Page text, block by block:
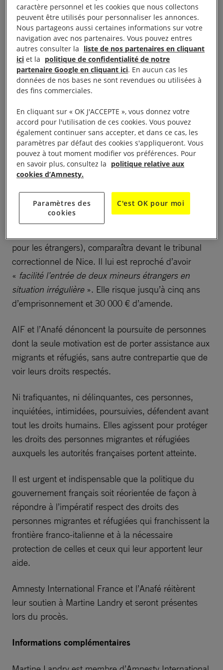
convient à un point presse en amont de l’audience,
ce mercredi 14 février, à partir de 12h30, sur le
parvis du tribunal de grande instance de Nice.
Des porte-parole d’Amnesty International France et
de l’Anafé seront sur place et disponibles pour des
interviews. Pour toute demande merci de joindre le
service presse.
France / Réfugiés. Reprise du procès de Martine
Landry, une membre d’Amnesty International
France et de l’Anafé injustement poursuivie pour
« délit de solidarité »
Ce mercredi 14 février, Martine Landry, militante
pour les étrangers), comparaîtra devant le tribunal
correctionnel de Nice. Il lui est reproché d’avoir
« facilité l’entrée de deux mineurs étrangers en
situation irrégulière ». Elle risque jusqu’à cinq ans
d’emprisonnement et 30 000 € d’amende.
AIF et l’Anafé dénoncent la poursuite de personnes
dont la seule motivation est de porter assistance aux
migrants et réfugiés, sans autre contrepartie que de
voir leurs droits respectés.
Ni trafiquantes, ni délinquantes, ces personnes,
inquiétées, intimidées, poursuivies, défendent avant
tout les droits humains. Elles agissent pour protéger
les droits des personnes migrantes et réfugiées
auxquels les autorités françaises portent atteinte.
Il est urgent et indispensable que la politique du
gouvernement français soit réorientée de façon à
répondre à l’impératif respect des droits des
personnes migrantes et réfugiées qui franchissent la
frontière franco-italienne et à la nécessaire
protection de celles et ceux qui leur apportent leur
aide.
Amnesty International France et l’Anafé réitèrent
leur soutien à Martine Landry et seront présentes
lors du procès.
Informations complémentaires
caractère personnel et les cookies que nous collectons
peuvent être utilisés pour personnaliser les annonces.
Nous partageons aussi certaines informations sur votre
navigation avec nos partenaires. Vous pouvez entres
autres consulter la liste de nos partenaires en cliquant
ici et la politique de confidentialité de notre
partenaire Google en cliquant ici. En aucun cas les
données de nos bases ne sont revendues ou utilisées à
des fins commerciales.
En cliquant sur « OK J'ACCEPTE », vous donnez votre
accord pour l'utilisation de ces cookies. Vous pouvez
également continuer sans accepter, et dans ce cas, les
paramètres par défaut des cookies s'appliqueront. Vous
pouvez à tout moment modifier vos préférences. Pour
en savoir plus, consultez la politique relative aux
cookies d’Amnesty.
Paramètres des
cookies
C'est OK pour moi